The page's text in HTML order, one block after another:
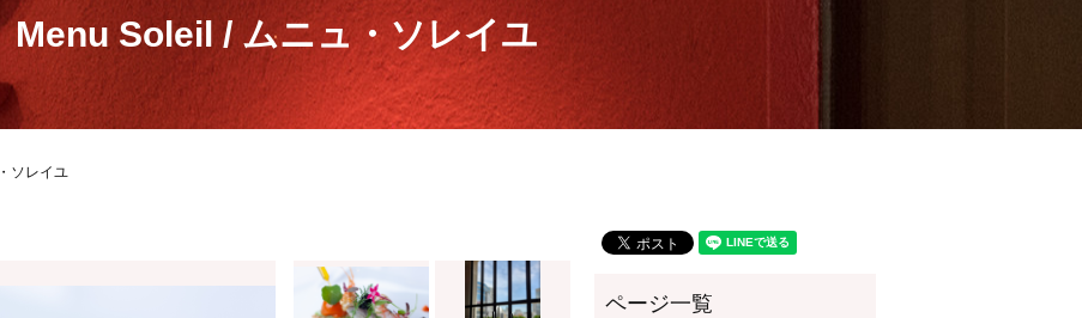
Menu Soleil / ムニュ・ソレイユ
ソレイユ